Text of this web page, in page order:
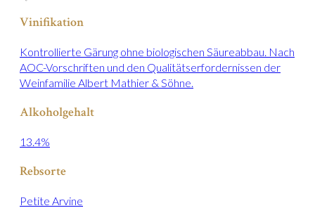
Vinifikation
Kontrollierte Gärung ohne biologischen Säureabbau. Nach
AOC-Vorschriften und den Qualitätserfordernissen der
Weinfamilie Albert Mathier & Söhne.
Alkoholgehalt
13.4%
Rebsorte
Petite Arvine